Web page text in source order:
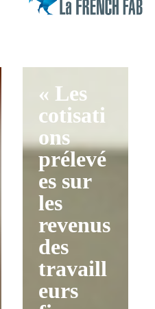
« Les
cotisati
ons
prélevé
es sur
les
revenus
des
travaill
eurs